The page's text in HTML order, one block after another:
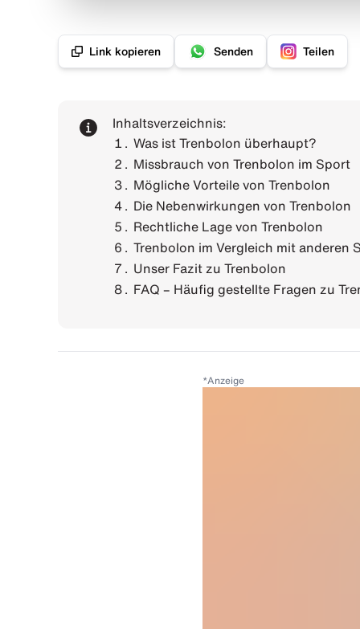
Link kopieren Senden Teilen
Inhaltsverzeichnis:
Was ist Trenbolon überhaupt?
Missbrauch von Trenbolon im Sport
Mögliche Vorteile von Trenbolon
Die Nebenwirkungen von Trenbolon
Rechtliche Lage von Trenbolon
Trenbolon im Vergleich mit anderen
Unser Fazit zu Trenbolon
FAQ – Häufig gestellte Fragen zu
*Anzeige